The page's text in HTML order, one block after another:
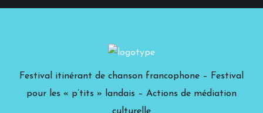
Festival itinérant de chanson francophone – Festival
pour les « p’tits » landais – Actions de médiation